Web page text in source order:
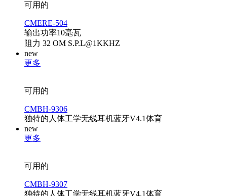
可用的
CMERE-504
输出功率10毫瓦
阻力 32 ОМ S.P.L@1KKHZ
new
更多
可用的
CMBH-9306
独特的人体工学无线耳机蓝牙V4.1体育
new
更多
可用的
CMBH-9307
独特的人体工学无线耳机蓝牙V4.1体育